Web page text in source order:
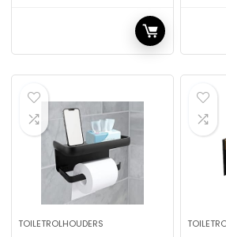
TOILETROLHOUDERS